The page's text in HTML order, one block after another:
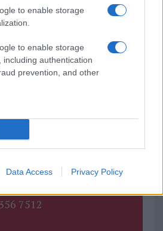
to enable storage
to enable storage
including authentication
prevention, and other
Data Access Privacy Policy
Sagra Delle Seadas
Sant’Antonio Di Gallura
in tempo reale?
nel canale telegram di
video e le tue foto
7512